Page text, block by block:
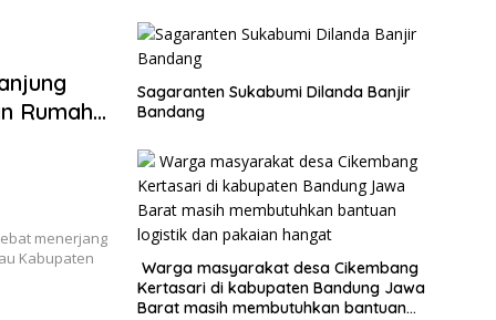
Rumah
menerjang
Kabupaten
Sagaranten Sukabumi Dilanda Banjir
Bandang
Warga masyarakat desa Cikembang
Kertasari di kabupaten Bandung Jawa
Barat masih membutuhkan bantuan